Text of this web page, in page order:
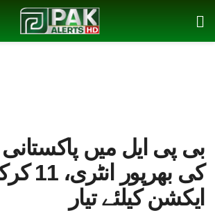
بی پی ایل میں پاکستانی
کی بھرپور
ایکشن کیلئے تیار